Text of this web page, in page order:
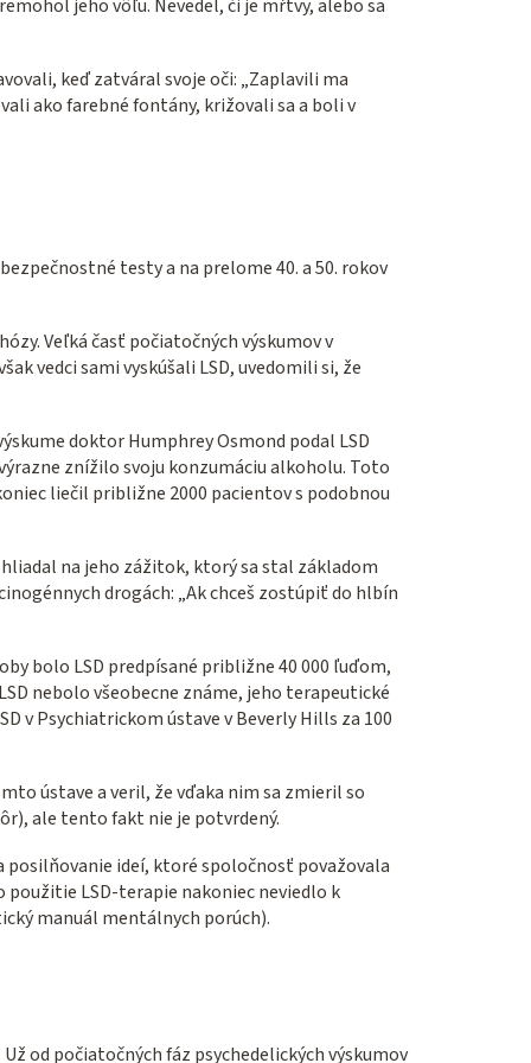
jeho vôľu. Nevedel, či je mŕtvy, alebo sa
keď zatváral svoje oči: „Zaplavili ma
ako farebné fontány, križovali sa a boli v
testy a na prelome 40. a 50. rokov
Veľká časť počiatočných výskumov v
vedci sami vyskúšali LSD, uvedomili si, že
doktor Humphrey Osmond podal LSD
znížilo svoju konzumáciu alkoholu. Toto
liečil približne 2000 pacientov s podobnou
na jeho zážitok, ktorý sa stal základom
drogách: „Ak chceš zostúpiť do hlbín
bolo LSD predpísané približne 40 000 ľuďom,
nebolo všeobecne známe, jeho terapeutické
v Psychiatrickom ústave v Beverly Hills za 100
ústave a veril, že vďaka nim sa zmieril so
ale tento fakt nie je potvrdený.
ideí, ktoré spoločnosť považovala
použitie LSD-terapie nakoniec neviedlo k
manuál mentálnych porúch).
od počiatočných fáz psychedelických výskumov